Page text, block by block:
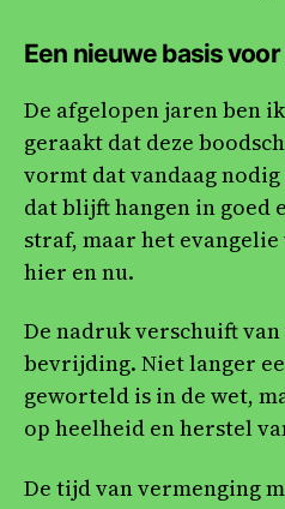
Een nieuwe basis
De afgelopen jaren ben
geraakt dat deze
vormt dat vandaag
dat blijft hangen in goed
straf, maar het
hier en nu.
De nadruk verschuift
bevrijding. Niet langer
geworteld is in de wet,
op heelheid en herstel
De tijd van vermenging